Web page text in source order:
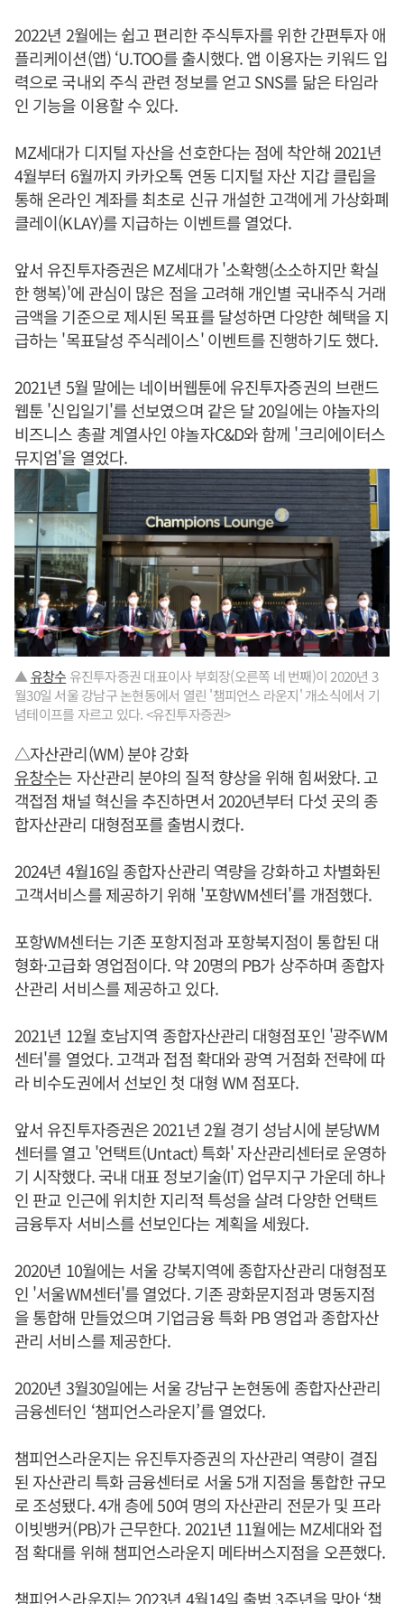
2022년 2월에는 쉽고 편리한 주식투자를 위한 간편투자 애
플리케이션(앱) ‘U.TOO를 출시했다. 앱 이용자는 키워드 입
력으로 국내외 주식 관련 정보를 얻고 SNS를 닮은 타임라
인 기능을 이용할 수 있다.
MZ세대가 디지털 자산을 선호한다는 점에 착안해 2021년
4월부터 6월까지 카카오톡 연동 디지털 자산 지갑 클립을
통해 온라인 계좌를 최초로 신규 개설한 고객에게 가상화폐
클레이(KLAY)를 지급하는 이벤트를 열었다.
앞서 유진투자증권은 MZ세대가 '소확행(소소하지만 확실
한 행복)'에 관심이 많은 점을 고려해 개인별 국내주식 거래
금액을 기준으로 제시된 목표를 달성하면 다양한 혜택을 지
급하는 '목표달성 주식레이스' 이벤트를 진행하기도 했다.
2021년 5월 말에는 네이버웹툰에 유진투자증권의 브랜드
웹툰 '신입일기'를 선보였으며 같은 달 20일에는 야놀자의
비즈니스 총괄 계열사인 야놀자C&D와 함께 '크리에이터스
뮤지엄'을 열었다.
▲유창수 유진투자증권 대표이사 부회장(오른쪽 네 번째)이 2020년 3
월30일 서울 강남구 논현동에서 열린 '챔피언스 라운지' 개소식에서 기
념테이프를 자르고 있다. <유진투자증권>
△자산관리(WM) 분야 강화
유창수는 자산관리 분야의 질적 향상을 위해 힘써왔다. 고
객접점 채널 혁신을 추진하면서 2020년부터 다섯 곳의 종
합자산관리 대형점포를 출범시켰다.
2024년 4월16일 종합자산관리 역량을 강화하고 차별화된
고객서비스를 제공하기 위해 '포항WM센터'를 개점했다.
포항WM센터는 기존 포항지점과 포항북지점이 통합된 대
형화·고급화 영업점이다. 약 20명의 PB가 상주하며 종합자
산관리 서비스를 제공하고 있다.
2021년 12월 호남지역 종합자산관리 대형점포인 '광주WM
센터'를 열었다. 고객과 접점 확대와 광역 거점화 전략에 따
라 비수도권에서 선보인 첫 대형 WM 점포다.
앞서 유진투자증권은 2021년 2월 경기 성남시에 분당WM
센터를 열고 '언택트(Untact) 특화' 자산관리센터로 운영하
기 시작했다. 국내 대표 정보기술(IT) 업무지구 가운데 하나
인 판교 인근에 위치한 지리적 특성을 살려 다양한 언택트
금융투자 서비스를 선보인다는 계획을 세웠다.
2020년 10월에는 서울 강북지역에 종합자산관리 대형점포
인 '서울WM센터'를 열었다. 기존 광화문지점과 명동지점
을 통합해 만들었으며 기업금융 특화 PB 영업과 종합자산
관리 서비스를 제공한다.
2020년 3월30일에는 서울 강남구 논현동에 종합자산관리
금융센터인 ‘챔피언스라운지’를 열었다.
챔피언스라운지는 유진투자증권의 자산관리 역량이 결집
된 자산관리 특화 금융센터로 서울 5개 지점을 통합한 규모
로 조성됐다. 4개 층에 50여 명의 자산관리 전문가 및 프라
이빗뱅커(PB)가 근무한다. 2021년 11월에는 MZ세대와 접
점 확대를 위해 챔피언스라운지 메타버스지점을 오픈했다.
챔피언스라운지는 2023년 4월14일 출범 3주년을 맞아 ‘챔